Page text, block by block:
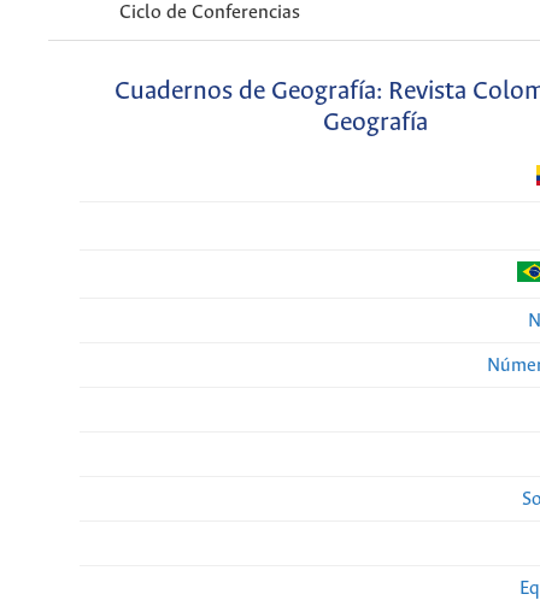
Ciclo de Conferencias
Cuadernos de Geografía: Revista
Geografía